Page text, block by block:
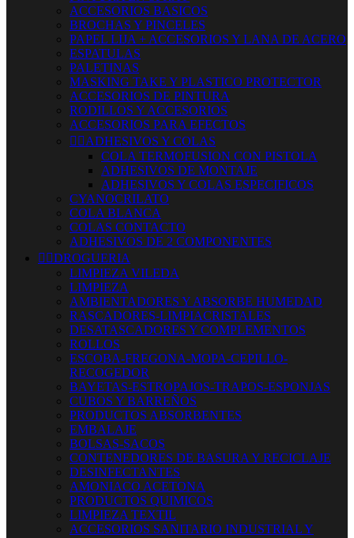
ACCESORIOS BASICOS
BROCHAS Y PINCELES
PAPEL LIJA + ACCESORIOS Y LANA DE ACERO
ESPATULAS
PALETINAS
MASKING TAKE Y PLASTICO PROTECTOR
ACCESORIOS DE PINTURA
RODILLOS Y ACCESORIOS
ACCESORIOS PARA EFECTOS
 ADHESIVOS Y COLAS
COLA TERMOFUSION CON PISTOLA
ADHESIVOS DE MONTAJE
ADHESIVOS Y COLAS ESPECIFICOS
CYANOCRILATO
COLA BLANCA
COLAS CONTACTO
ADHESIVOS DE 2 COMPONENTES
 DROGUERIA
LIMPIEZA VILEDA
LIMPIEZA
AMBIENTADORES Y ABSORBE HUMEDAD
RASCADORES-LIMPIACRISTALES
DESATASCADORES Y COMPLEMENTOS
ROLLOS
ESCOBA-FREGONA-MOPA-CEPILLO-
RECOGEDOR
BAYETAS-ESTROPAJOS-TRAPOS-ESPONJAS
CUBOS Y BARREÑOS
PRODUCTOS ABSORBENTES
EMBALAJE
BOLSAS-SACOS
CONTENEDORES DE BASURA Y RECICLAJE
DESINFECTANTES
AMONIACO ACETONA
PRODUCTOS QUIMICOS
LIMPIEZA TEXTIL
ACCESORIOS SANITARIO INDUSTRIAL Y